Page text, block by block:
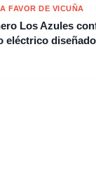
FAVOR DE VICUÑA
Los Azules
eléctrico